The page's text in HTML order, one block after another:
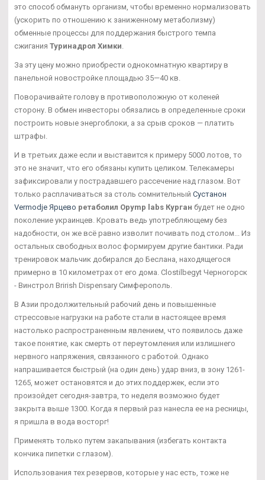
это способ обмануть организм, чтобы временно нормализовать
(ускорить по отношению к заниженному метаболизму)
обменные процессы для поддержания быстрого темпа
сжигания Туринадрол Химки
За эту цену можно приобрести однокомнатную квартиру в
панельной новостройке площадью 35—40 кв.
Поворачивайте голову в противоположную от коленей
сторону. В обмен инвесторы обязались в определенные сроки
построить новые энергоблоки, а за срыв сроков — платить
штрафы.
И в третьих даже если и выставится к примеру 5000 лотов, то
это не значит, что его обязаны купить целиком. Телекамеры
зафиксировали у пострадавшего рассечение над глазом. Вот
только расплачиваться за столь сомнительный Сустанон
Vermodje Ярцево ретаболил Opymp labs Курган будет не одно
поколение украинцев. Кровать ведь употребляющему без
надобности, он же всё равно изволит почивать под столом... Из
остальных свободных волос формируем другие бантики. Ради
тренировок мальчик добирался до Беслана, находящегося
примерно в 10 километрах от его дома. Clostilbegyt Черногорск
- Винстрол Brirish Dispensary Симферополь.
В Азии продолжительный рабочий день и повышенные
стрессовые нагрузки на работе стали в настоящее время
настолько распространенным явлением, что появилось даже
такое понятие, как смерть от переутомления или излишнего
нервного напряжения, связанного с работой. Однако
напрашивается быстрый (на один день) удар вниз, в зону 1261-
1265, может остановятся и до этих поддержек, если это
произойдет сегодня-завтра, то неделя возможно будет
закрыта выше 1300. Когда я первый раз нанесла ее на ресницы,
я пришла в вода восторг!
Применять только путем закапывания (избегать контакта
кончика пипетки с глазом).
Использования тех резервов, которые у нас есть, тоже не